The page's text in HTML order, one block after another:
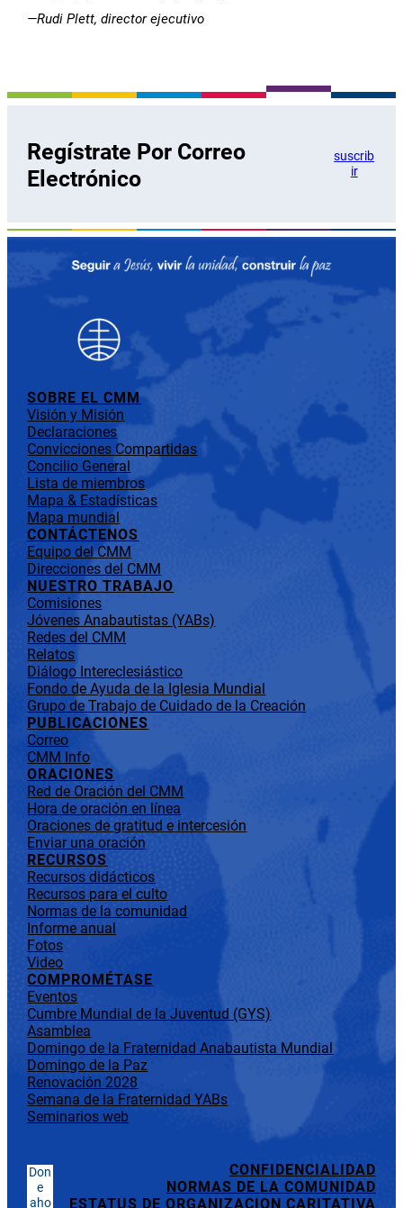
—Rudi Plett, director ejecutivo
Regístrate Por Correo
Electrónico
suscrib
ir
SOBRE EL CMM
Visión y Misión
Declaraciones
Convicciones Compartidas
Concilio General
Lista de miembros
Mapa & Estadísticas
Mapa mundial
CONTÁCTENOS
Equipo del CMM
Direcciones del CMM
NUESTRO TRABAJO
Comisiones
Jóvenes Anabautistas (YABs)
Redes del CMM
Relatos
Diálogo Intereclesiástico
Fondo de Ayuda de la Iglesia Mundial
Grupo de Trabajo de Cuidado de la Creación
PUBLICACIONES
Correo
CMM Info
ORACIONES
Red de Oración del CMM
Hora de oración en línea
Oraciones de gratitud e intercesión
Enviar una oración
RECURSOS
Recursos didácticos
Recursos para el culto
Normas de la comunidad
Informe anual
Fotos
Video
COMPROMÉTASE
Eventos
Cumbre Mundial de la Juventud (GYS)
Asamblea
Domingo de la Fraternidad Anabautista Mundial
Domingo de la Paz
Renovación 2028
Semana de la Fraternidad YABs
Seminarios web
Don
e
aho
CONFIDENCIALIDAD
NORMAS DE LA COMUNIDAD
ESTATUS DE ORGANIZACION CARITATIVA